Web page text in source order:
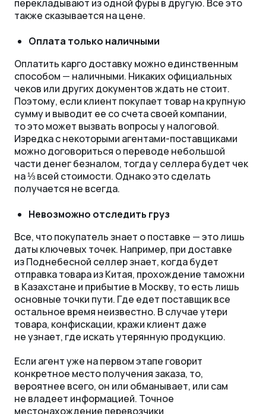
перекладывают из одной фуры в другую. Все это
также сказывается на цене.
Оплата только наличными
Оплатить карго доставку можно единственным
способом — наличными. Никаких официальных
чеков или других документов ждать не стоит.
Поэтому, если клиент покупает товар на крупную
сумму и выводит ее со счета своей компании,
то это может вызвать вопросы у налоговой.
Изредка с некоторыми агентами-поставщиками
можно договориться о переводе небольшой
части денег безналом, тогда у селлера будет чек
на ⅓ всей стоимости. Однако это сделать
получается не всегда.
Невозможно отследить груз
Все, что покупатель знает о поставке —это лишь
даты ключевых точек. Например, при доставке
из Поднебесной селлер знает, когда будет
отправка товара из Китая, прохождение таможни
в Казахстане и прибытие в Москву, то есть лишь
основные точки пути. Где едет поставщик все
остальное время неизвестно. В случае утери
товара, конфискации, кражи клиент даже
не узнает, где искать утерянную продукцию.
Если агент уже на первом этапе говорит
конкретное место получения заказа, то,
вероятнее всего, он или обманывает, или сам
не владеет информацией. Точное
местонахождение перевозчики